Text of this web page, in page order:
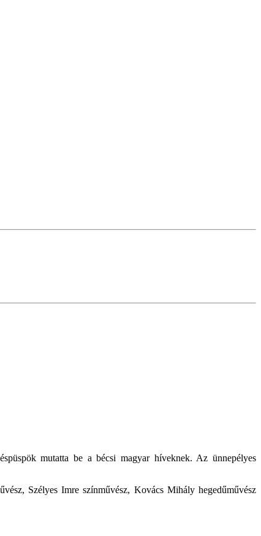
mutatta be a bécsi magyar híveknek. Az ünnepélyes
Szélyes Imre színművész, Kovács Mihály hegedűművész